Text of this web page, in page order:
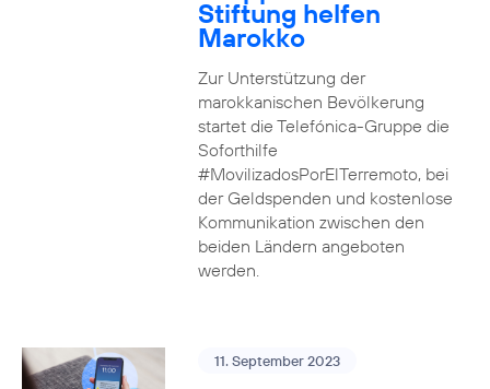
Stiftung helfen
Marokko
Zur Unterstützung der
marokkanischen Bevölkerung
startet die Telefónica-Gruppe die
Soforthilfe
#MovilizadosPorElTerremoto, bei
der Geldspenden und kostenlose
Kommunikation zwischen den
beiden Ländern angeboten
werden.
11. September 2023